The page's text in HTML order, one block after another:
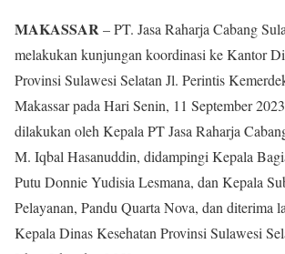
MAKASSAR– PT. Jasa Raharja Cabang
melakukan kunjungan koordinasi ke Kantor
Provinsi Sulawesi Selatan Jl. Perintis
Makassar pada Hari Senin, 11 September
dilakukan oleh Kepala PT Jasa Raharja
M. Iqbal Hasanuddin, didampingi Kepala
Putu Donnie Yudisia Lesmana, dan Kepala
Pelayanan, Pandu Quarta Nova, dan diterima
Kepala Dinas Kesehatan Provinsi Sulawesi